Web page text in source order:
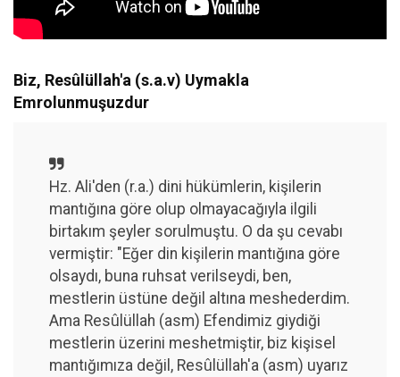
Biz, Resûlüllah'a (s.a.v) Uymakla
Emrolunmuşuzdur
Hz. Ali'den (r.a.) dini hükümlerin, kişilerin
mantığına göre olup olmayacağıyla ilgili
birtakım şeyler sorulmuştu. O da şu cevabı
vermiştir: "Eğer din kişilerin mantığına göre
olsaydı, buna ruhsat verilseydi, ben,
mestlerin üstüne değil altına meshederdim.
Ama Resûlüllah (asm) Efendimiz giydiği
mestlerin üzerini meshetmiştir, biz kişisel
mantığımıza değil, Resûlüllah'a (asm) uyarız